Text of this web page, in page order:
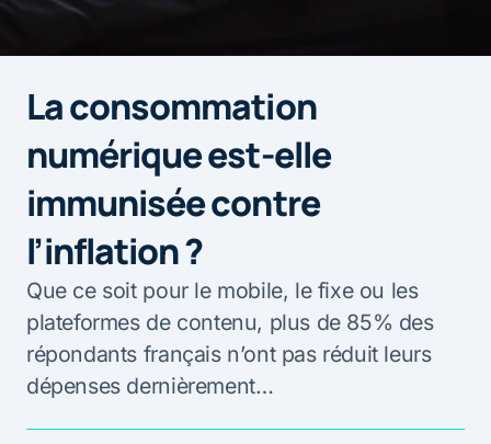
La consommation
numérique est-elle
immunisée contre
l’inflation ?
Que ce soit pour le mobile, le fixe ou les
plateformes de contenu, plus de 85% des
répondants français n’ont pas réduit leurs
dépenses dernièrement…